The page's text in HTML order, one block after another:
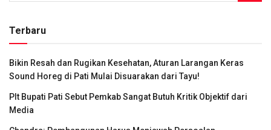
Terbaru
Bikin Resah dan Rugikan Kesehatan, Aturan Larangan Keras
Sound Horeg di Pati Mulai Disuarakan dari Tayu!
Plt Bupati Pati Sebut Pemkab Sangat Butuh Kritik Objektif dari
Media